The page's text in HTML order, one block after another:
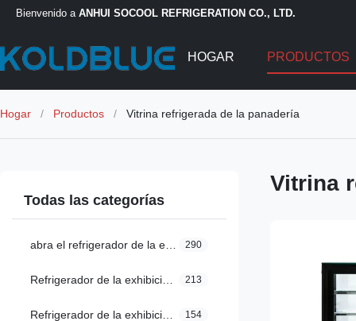
Bienvenido a ANHUI SOCOOL REFRIGERATION CO., LTD.
HOGAR PRODUCTOS
Hogar / Productos / Vitrina refrigerada de la panadería
Todas las categorías
290
213
154
Vitrina